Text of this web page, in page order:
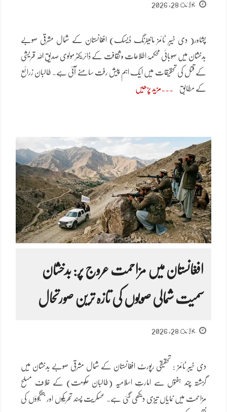
جولائ 28, 2026
پشاور( دی خیبر ٹائمز مانیٹرنگ ڈیسک) افغانستان کے شمال مشرقی صوبے
بدخشان میں صوبائی محکمۂ اطلاعات و ثقافت کے ڈائریکٹر مولوی صدیق اللہ قریشی
کے قتل کی تحقیقات میں ایک اہم پیش رفت سامنے آئی ہے۔ طالبان زرائع
کے مطابق مزید پڑھیں
افغانستان میں مزاحمت عروج پر: بدخشان
سمیت شمالی صوبوں کی تازہ ترین صورتحال
جولائ 28, 2026
دی خیبر ٹائمز : تحقیقی رپورٹ افغانستان کے شمال مشرقی صوبے بدخشان میں
گزشتہ چند ہفتوں سے امارتِ اسلامیہ (طالبان حکومت) کے خلاف مسلح
مزاحمت میں نمایاں تیزی دیکھی گئی ہے۔ عسکریت پسند تحریکوں اور جنگجوؤں کی